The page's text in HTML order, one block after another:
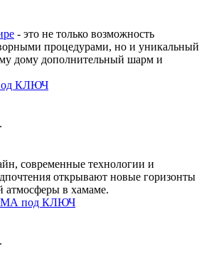
- это не только возможность
процедурами, но и уникальный
дому дополнительный шарм и
современные технологии и
открывают новые горизонты
атмосферы в хамаме.